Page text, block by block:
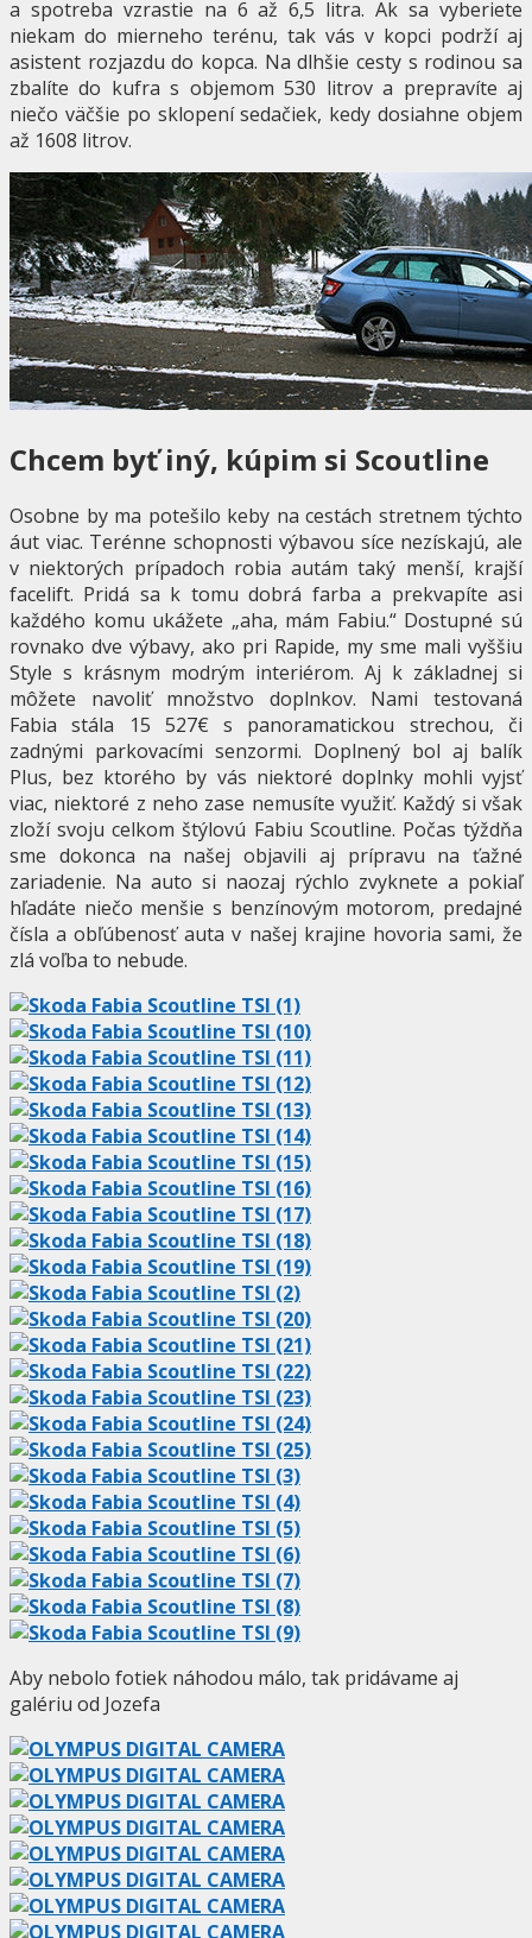
a spotreba vzrastie na 6 až 6,5 litra. Ak sa vyberiete
niekam do mierneho terénu, tak vás v kopci podrží aj
asistent rozjazdu do kopca. Na dlhšie cesty s rodinou sa
zbalíte do kufra s objemom 530 litrov a prepravíte aj
niečo väčšie po sklopení sedačiek, kedy dosiahne objem
až 1608 litrov.
Chcem byť iný, kúpim si Scoutline
Osobne by ma potešilo keby na cestách stretnem týchto
áut viac. Terénne schopnosti výbavou síce nezískajú, ale
v niektorých prípadoch robia autám taký menší, krajší
facelift. Pridá sa k tomu dobrá farba a prekvapíte asi
každého komu ukážete „aha, mám Fabiu.“ Dostupné sú
rovnako dve výbavy, ako pri Rapide, my sme mali vyššiu
Style s krásnym modrým interiérom. Aj k základnej si
môžete navoliť množstvo doplnkov. Nami testovaná
Fabia stála 15 527€ s panoramatickou strechou, či
zadnými parkovacími senzormi. Doplnený bol aj balík
Plus, bez ktorého by vás niektoré doplnky mohli vyjsť
viac, niektoré z neho zase nemusíte využiť. Každý si však
zloží svoju celkom štýlovú Fabiu Scoutline. Počas týždňa
sme dokonca na našej objavili aj prípravu na ťažné
zariadenie. Na auto si naozaj rýchlo zvyknete a pokiaľ
hľadáte niečo menšie s benzínovým motorom, predajné
čísla a obľúbenosť auta v našej krajine hovoria sami, že
zlá voľba to nebude.
Aby nebolo fotiek náhodou málo, tak pridávame aj
galériu od Jozefa